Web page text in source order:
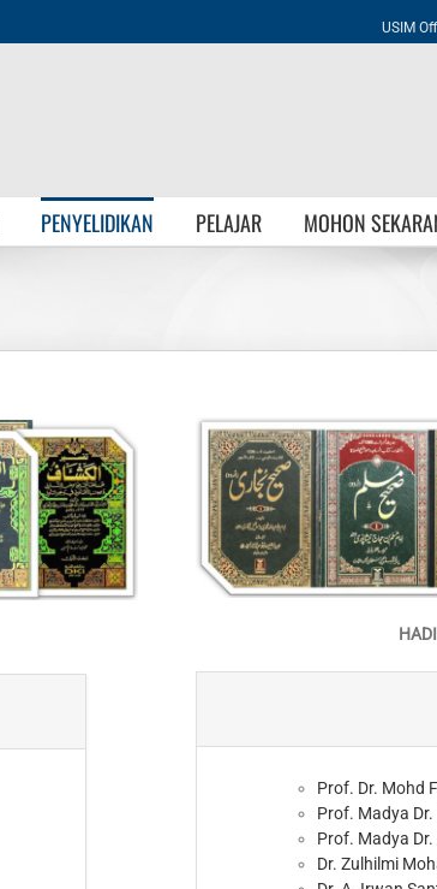
USIM
PENYELIDIKAN PELAJAR MOHON
Prof. Dr. Mohd
Prof. Madya
Prof. Madya
Dr. Zulhilmi